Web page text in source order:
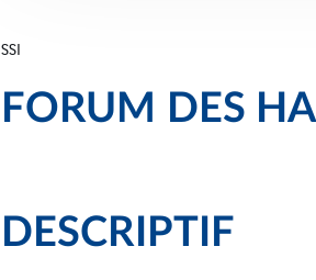
SSI
FORUM DES
DESCRIPTIF